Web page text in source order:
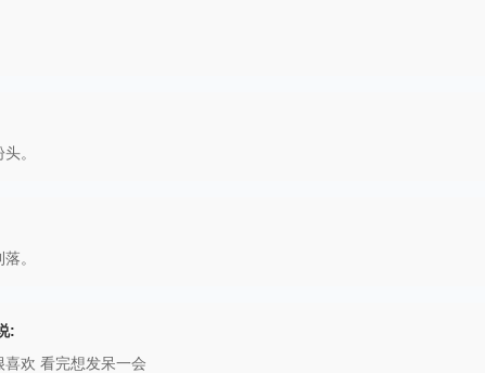
。
。
:
欢 看完想发呆一会